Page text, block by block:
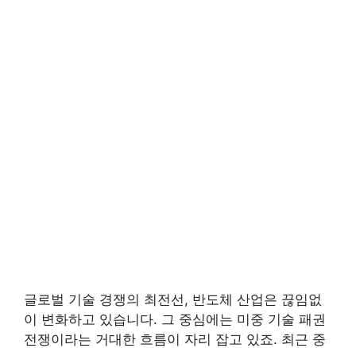
글로벌 기술 경쟁의 최전선, 반도체 산업은 끊임없
이 변화하고 있습니다. 그 중심에는 미중 기술 패권
전쟁이라는 거대한 흐름이 자리 잡고 있죠. 최근 중